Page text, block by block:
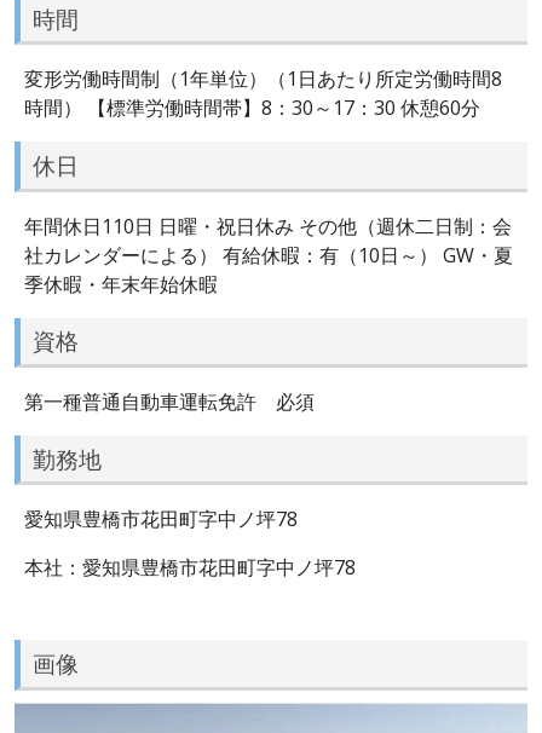
時間
変形労働時間制（1年単位）（1日あたり所定労働時間8
時間） 【標準労働時間帯】8：30～17：30 休憩60分
休日
年間休日110日 日曜・祝日休み その他（週休二日制：会
社カレンダーによる） 有給休暇：有（10日～） GW・夏
季休暇・年末年始休暇
資格
第一種普通自動車運転免許 必須
勤務地
愛知県豊橋市花田町字中ノ坪78
本社：愛知県豊橋市花田町字中ノ坪78
画像